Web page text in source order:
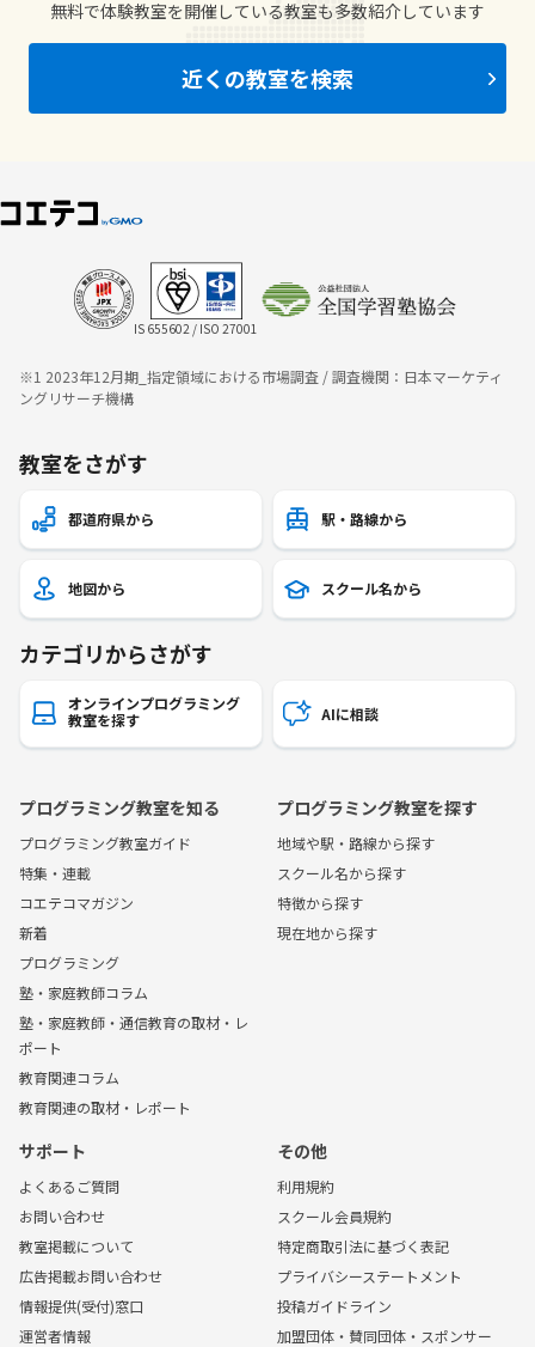
無料で体験教室を開催している教室も多数紹介しています
近くの教室を検索
IS 655602 / ISO 27001
※1 2023年12月期_指定領域における市場調査 / 調査機関：日本マーケティ
ングリサーチ機構
教室をさがす
都道府県から 駅・路線から
地図から スクール名から
カテゴリからさがす
オンラインプログラミング
教室を探す
AIに相談
プログラミング教室を知る
プログラミング教室ガイド
特集・連載
コエテコマガジン
新着
プログラミング
塾・家庭教師コラム
塾・家庭教師・通信教育の取材・レ
ポート
教育関連コラム
教育関連の取材・レポート
プログラミング教室を探す
地域や駅・路線から探す
スクール名から探す
特徴から探す
現在地から探す
サポート
よくあるご質問
お問い合わせ
教室掲載について
広告掲載お問い合わせ
情報提供(受付)窓口
運営者情報
その他
利用規約
スクール会員規約
特定商取引法に基づく表記
プライバシーステートメント
投稿ガイドライン
加盟団体・賛同団体・スポンサー